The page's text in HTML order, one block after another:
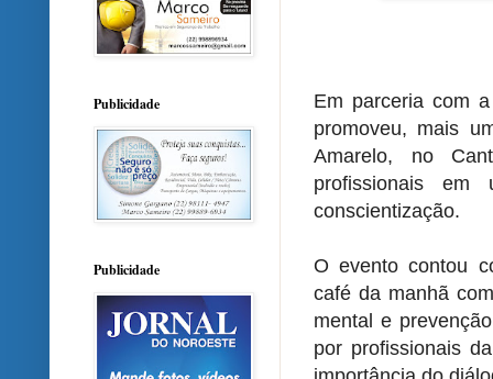
Em parceria com
promoveu, mais
Amarelo, no
profissionais em
conscientização.
O evento contou
café da manhã
mental e
por profissionais
Publicidade
Publicidade